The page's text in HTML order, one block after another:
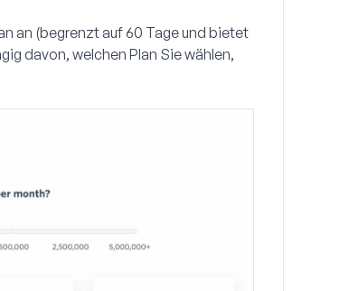
an (begrenzt auf 60 Tage und bietet
davon, welchen Plan Sie wählen,